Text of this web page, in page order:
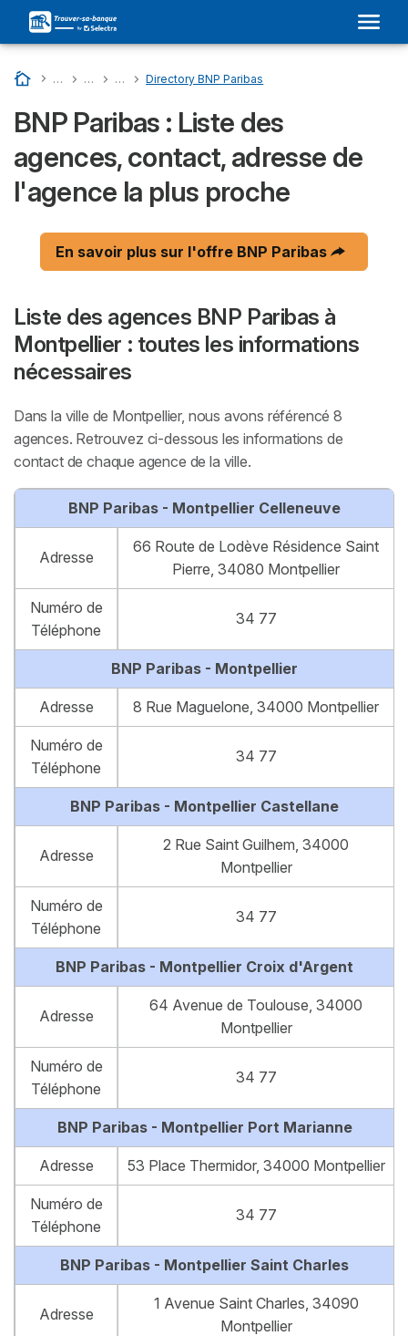
Accueil
… Liste Des Banques En France
… BNP PARIBAS : Son Adresse Dans Votre Ville et Avis
… Directory Departments - BNP Paribas
…
Directory BNP Paribas
BNP Paribas : Liste des
agences, contact, adresse de
l'agence la plus proche
En savoir plus sur l'offre BNP Paribas
Liste des agences BNP Paribas à
Montpellier : toutes les informations
nécessaires
Dans la ville de Montpellier, nous avons référencé 8
agences. Retrouvez ci-dessous les informations de
contact de chaque agence de la ville.
BNP Paribas - Montpellier Celleneuve
Adresse
66 Route de Lodève Résidence Saint
Pierre, 34080 Montpellier
Numéro de
Téléphone
34 77
BNP Paribas - Montpellier
Adresse 8 Rue Maguelone, 34000 Montpellier
Numéro de
Téléphone
34 77
BNP Paribas - Montpellier Castellane
Adresse
2 Rue Saint Guilhem, 34000
Montpellier
Numéro de
Téléphone
34 77
BNP Paribas - Montpellier Croix d'Argent
Adresse
64 Avenue de Toulouse, 34000
Montpellier
Numéro de
Téléphone
34 77
BNP Paribas - Montpellier Port Marianne
Adresse 53 Place Thermidor, 34000 Montpellier
Numéro de
Téléphone
34 77
BNP Paribas - Montpellier Saint Charles
Adresse
1 Avenue Saint Charles, 34090
Montpellier